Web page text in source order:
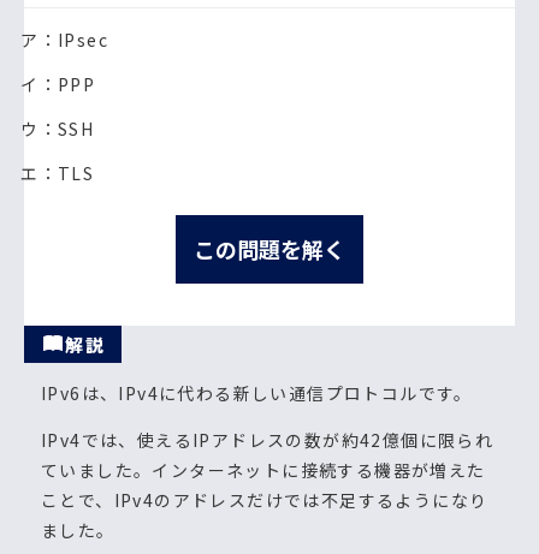
ア：IPsec
イ：PPP
ウ：SSH
エ：TLS
この問題を解く
解説
IPv6は、IPv4に代わる新しい通信プロトコルです。
IPv4では、使えるIPアドレスの数が約42億個に限られ
ていました。インターネットに接続する機器が増えた
ことで、IPv4のアドレスだけでは不足するようになり
ました。